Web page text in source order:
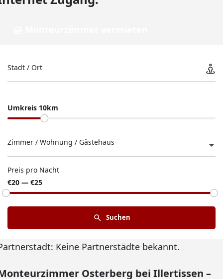
Stadt / Ort
Umkreis 10km
Zimmer / Wohnung / Gästehaus
Preis pro Nacht
€20 — €25
Suchen
Keine Partnerstädte bekannt.
Osterberg bei Illertissen –